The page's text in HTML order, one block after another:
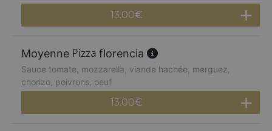
13.00€
Moyenne florencia
Sauce tomate, mozzarella, viande hachée, merguez,
chorizo, poivrons, oeuf
13.00€